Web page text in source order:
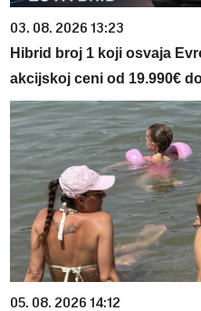
03. 08. 2026 13:23
Hibrid broj 1 koji osvaja
akcijskoj ceni od 19.990€
05. 08. 2026 14:12